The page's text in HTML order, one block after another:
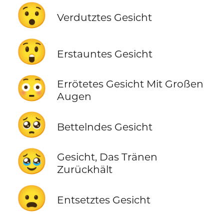
😯 Verdutztes Gesicht
😲 Erstauntes Gesicht
😳
Errötetes Gesicht Mit Großen
Augen
🥺 Bettelndes Gesicht
🥹
Gesicht, Das Tränen
Zurückhält
😦 Entsetztes Gesicht